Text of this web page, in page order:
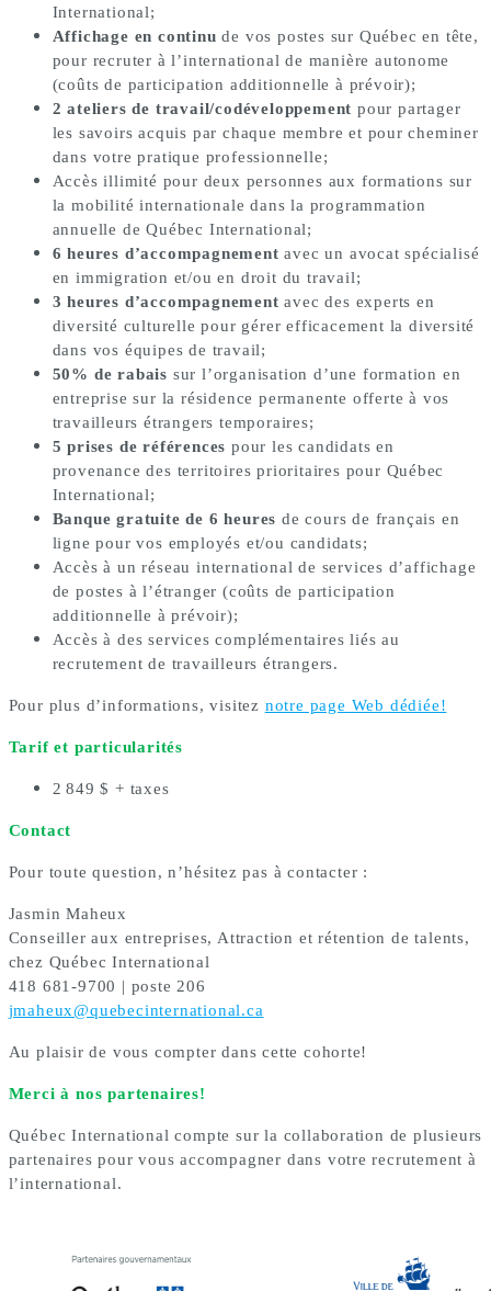
International;
Affichage en continu de vos postes sur Québec en tête,
pour recruter à l’international de manière autonome
(coûts de participation additionnelle à prévoir);
2 ateliers de travail/codéveloppement pour partager
les savoirs acquis par chaque membre et pour cheminer
dans votre pratique professionnelle;
Accès illimité pour deux personnes aux formations sur
la mobilité internationale dans la programmation
annuelle de Québec International;
6 heures d’accompagnement avec un avocat spécialisé
en immigration et/ou en droit du travail;
3 heures d’accompagnement avec des experts en
diversité culturelle pour gérer efficacement la diversité
dans vos équipes de travail;
50% de rabais sur l’organisation d’une formation en
entreprise sur la résidence permanente offerte à vos
travailleurs étrangers temporaires;
5 prises de références pour les candidats en
provenance des territoires prioritaires pour Québec
International;
Banque gratuite de 6 heures de cours de français en
ligne pour vos employés et/ou candidats;
Accès à un réseau international de services d’affichage
de postes à l’étranger (coûts de participation
additionnelle à prévoir);
Accès à des services complémentaires liés au
recrutement de travailleurs étrangers.
Pour plus d’informations, visitez notre page Web dédiée!
Tarif et particularités
2 849 $ + taxes
Contact
Pour toute question, n’hésitez pas à contacter :
Jasmin Maheux
Conseiller aux entreprises, Attraction et rétention de talents,
chez Québec International
418 681-9700 | poste 206
jmaheux@quebecinternational.ca
Au plaisir de vous compter dans cette cohorte!
Merci à nos partenaires!
Québec International compte sur la collaboration de plusieurs
partenaires pour vous accompagner dans votre recrutement à
l’international.